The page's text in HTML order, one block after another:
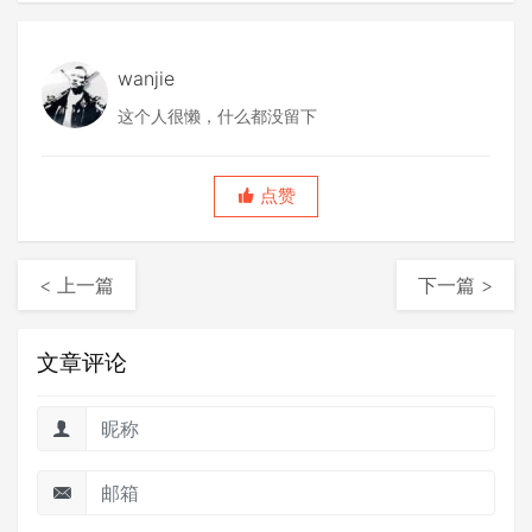
wanjie
这个人很懒，什么都没留下
点赞
< 上一篇 下一篇 >
文章评论